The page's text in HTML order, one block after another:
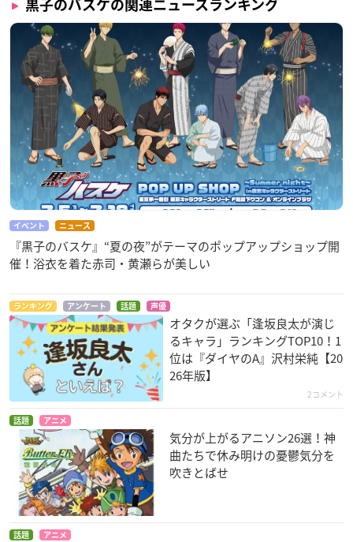
黒子のバスケの関連ニュースランキング
イベント ニュース
『黒子のバスケ』“夏の夜”がテーマのポップアップショップ開
催！浴衣を着た赤司・黄瀬らが美しい
ランキング アンケート 話題 声優
オタクが選ぶ「逢坂良太が演じ
るキャラ」ランキングTOP10！1
位は『ダイヤのA』沢村栄純【20
26年版】
2コメント
話題 アニメ
気分が上がるアニソン26選！神
曲たちで休み明けの憂鬱気分を
吹きとばせ
話題 アニメ